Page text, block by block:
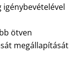
igénybevételével
ötven
megállapítását